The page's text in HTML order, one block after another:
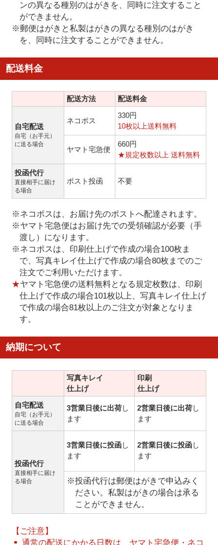
ンの異なる種別のはがきを、同時に注文すること
ができません。
※郵便はがきと私製はがきの異なる種別のはがき
を、同時に注文することができません。
配送料金
配送方法 配送料金
自宅配送
自宅（お手元）
に送る場合
ネコポス
330円
10枚以上送料無料
ヤマト宅急便
660円
★規定枚数以上 送料無料
投函代行
直接相手に届け
る場合
ポスト投函 不要
※ネコポスは、お届け先のポストへ配達されます。
※ヤマト宅急便はお届け先での受領確認が必要（手
渡し）になります。
※ネコポスは、印刷仕上げで作成の場合100枚ま
で、写真キレイ仕上げで作成の場合80枚までのご
注文でご利用いただけます。
★ヤマト宅急便の送料無料となる規定枚数は、印刷
仕上げで作成の場合101枚以上、写真キレイ仕上げ
で作成の場合81枚以上のご注文が対象となりま
す。
納期について
写真キレイ
仕上げ
印刷
仕上げ
自宅配送
自宅（お手元）
に送る場合
3営業日後に出荷し
ます
2営業日後に出荷し
ます
投函代行
直接相手に届け
る場合
3営業日後に投函し
ます
2営業日後に投函し
ます
※投函代行は郵便はがきで申込みく
ださい。私製はがきの場合は承る
ことができません。
【ご注意】
通常の配送にかかる日数は、ヤマト宅急便・ネコ